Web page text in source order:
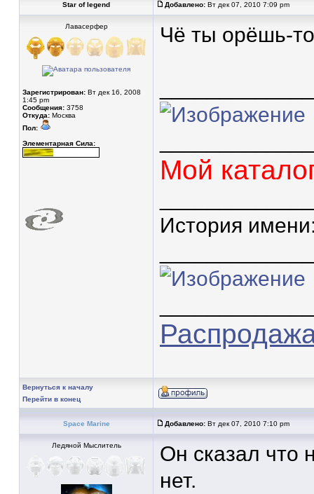
Star of legend Добавлено: Вт дек 07, 2010 7:09 pm
Лавасерфер
Зарегистрирован: Вт дек 16, 2008
1:45 pm
Сообщения: 3758
Откуда: Москва
Пол:
Элементарная Сила:
Чё ты орёшь-
Мой
История
Вернуться к началу
Перейти в конец
Space Marine Добавлено: Вт дек 07, 2010 7:10 pm
Ледяной Мыслитель
Он сказал что
нет.